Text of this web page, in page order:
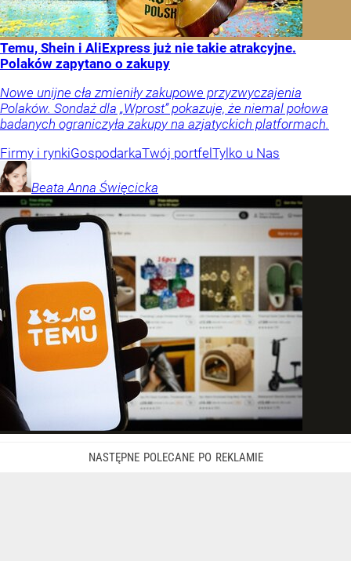
Temu, Shein i AliExpress już nie takie atrakcyjne.
Polaków zapytano o zakupy
Nowe unijne cła zmieniły zakupowe przyzwyczajenia
Polaków. Sondaż dla „Wprost” pokazuje, że niemal połowa
badanych ograniczyła zakupy na azjatyckich platformach.
Firmy i rynkiGospodarkaTwój portfel Tylko u Nas
Beata Anna Święcicka